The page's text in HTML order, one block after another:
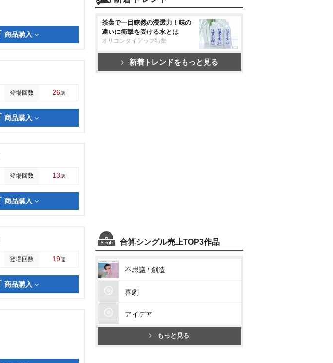
商品購入
登場回数 26週
商品購入
登場回数 13週
商品購入
登場回数 19週
商品購入
茶葉で一目瞭然の浸透力！味の
違いに衝撃を受ける水とは
オリコンタイアップ特集
新着トレンドをもっと見る
合算シングル売上TOP3作品
不思議 / 創造
喜劇
アイデア
もっと見る